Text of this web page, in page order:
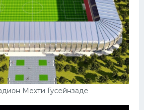
Мехти Гусейнзаде